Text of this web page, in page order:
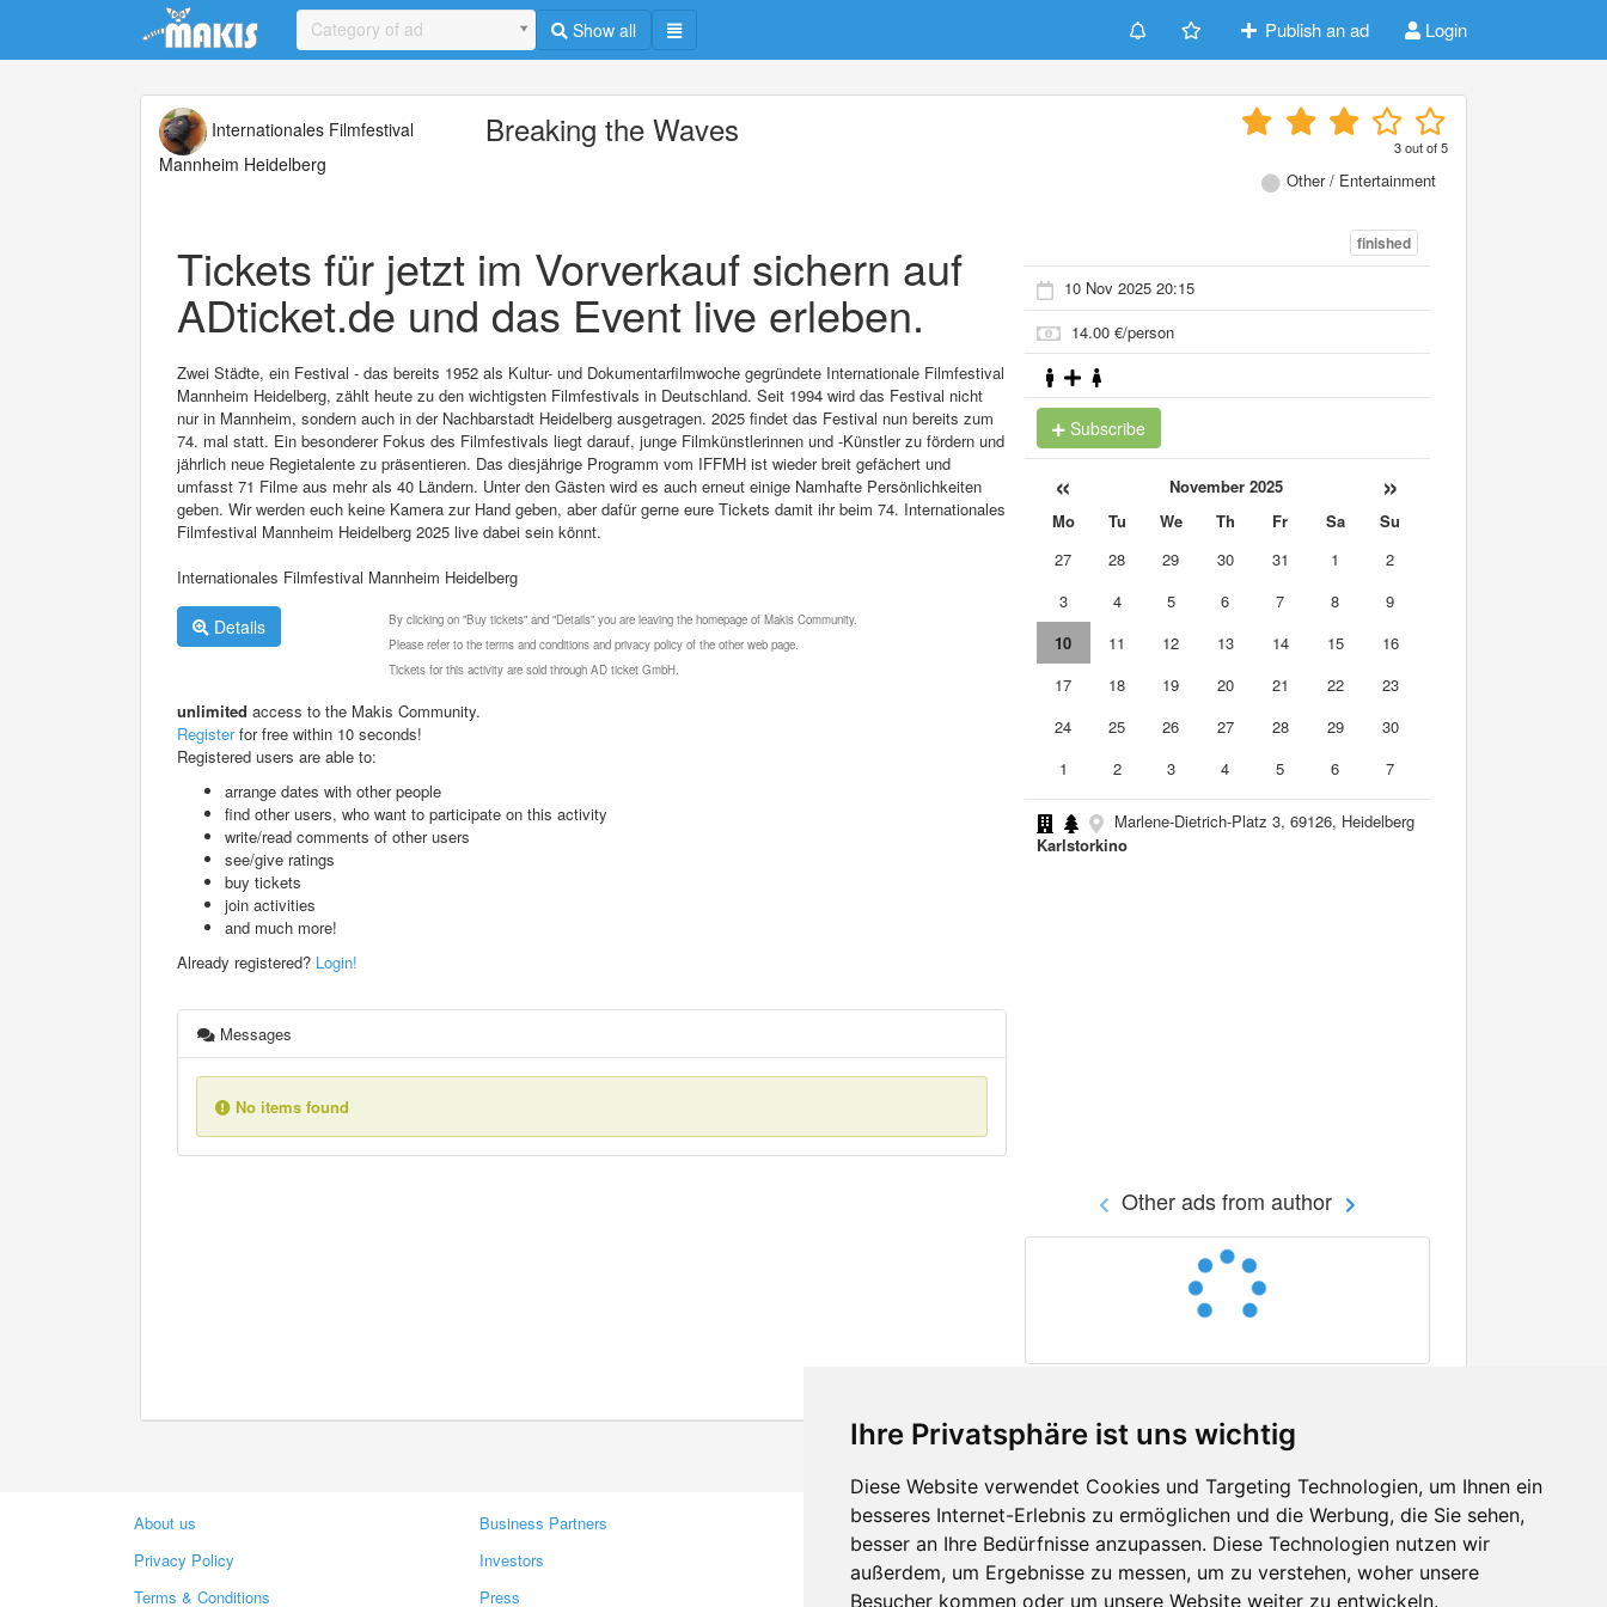
Ihre Privatsphäre ist uns wichtig
Diese Website verwendet Cookies und Targeting Technologien, um Ihnen ein
besseres Internet-Erlebnis zu ermöglichen und die Werbung, die Sie sehen,
besser an Ihre Bedürfnisse anzupassen. Diese Technologien nutzen wir
außerdem, um Ergebnisse zu messen, um zu verstehen, woher unsere
Besucher kommen oder um unsere Website weiter zu entwickeln.
Update cookies preferences
Category of ad Show all Publish an ad Login
Internationales Filmfestival
Mannheim Heidelberg
Breaking the Waves 3out of5
Other / Entertainment
Tickets für jetzt im Vorverkauf sichern auf
ADticket.de und das Event live erleben.
Zwei Städte, ein Festival - das bereits 1952 als Kultur- und Dokumentarfilmwoche gegründete Internationale Filmfestival
Mannheim Heidelberg, zählt heute zu den wichtigsten Filmfestivals in Deutschland. Seit 1994 wird das Festival nicht
nur in Mannheim, sondern auch in der Nachbarstadt Heidelberg ausgetragen. 2025 findet das Festival nun bereits zum
74. mal statt. Ein besonderer Fokus des Filmfestivals liegt darauf, junge Filmkünstlerinnen und -Künstler zu fördern und
jährlich neue Regietalente zu präsentieren. Das diesjährige Programm vom IFFMH ist wieder breit gefächert und
umfasst 71 Filme aus mehr als 40 Ländern. Unter den Gästen wird es auch erneut einige Namhafte Persönlichkeiten
geben. Wir werden euch keine Kamera zur Hand geben, aber dafür gerne eure Tickets damit ihr beim 74. Internationales
Filmfestival Mannheim Heidelberg 2025 live dabei sein könnt.
Internationales Filmfestival Mannheim Heidelberg
Details
By clicking on "Buy tickets" and "Details" you are leaving the homepage of Makis Community.
Please refer to the terms and conditions and privacy policy of the other web page.
Tickets for this activity are sold through AD ticket GmbH.
unlimited access to the Makis Community.
Registerfor free within 10 seconds!
Registered users are able to:
arrange dates with other people
find other users, who want to participate on this activity
write/read comments of other users
see/give ratings
buy tickets
join activities
and much more!
Already registered? Login!
Messages
No items found
finished
10 Nov 2025 20:15
14.00 €/person
Subscribe
« November 2025 »
Mo Tu We Th Fr Sa
Su
27
28 29 30 31 1
2
3
4 5 6 7 8
9
10
11 12 13 14 15
16
17
18 19 20 21 22
23
24
25 26 27 28 29
30
1
2 3 4 5 6 7
Marlene-Dietrich-Platz 3, 69126, Heidelberg
Karlstorkino
Other ads from author
About us
Privacy Policy
Terms & Conditions
Business Partners
Investors
Press
Contacts
Feedback
Report A Bug
Facebook
Twitter
YouTube